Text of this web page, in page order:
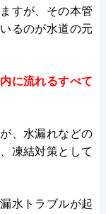
すが、その本管
るのが水道の元
に流れるすべて
、水漏れなどの
凍結対策として
水トラブルが起